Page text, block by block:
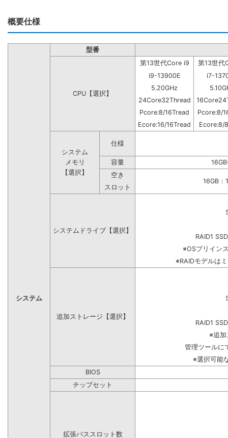
概要仕様
システム
型番
CPU【選択】
第13世代Core i9
第13世代
i9-13900E
i7-
5.20GHz
24Core32Thread
Pcore:8/16Tread
Pcore:8/
Ecore:16/16Tread
Ecore:8/
システム
メモリ
【選択】
仕様
容量
空き
16GB
スロット
システムドライブ【選択】
RAID1
※OSプリイン
※RAIDモデルは
追加ストレージ【選択】
RAID1
※追加
管理ツールに
※選択可能
BIOS
チップセット
拡張バススロット数